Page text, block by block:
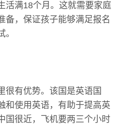
活满18个月。这就需要家庭
备，保证孩子能够满足报名
很有优势。该国是英语国
和使用英语，有助于提高英
国很近，飞机要两三个小时